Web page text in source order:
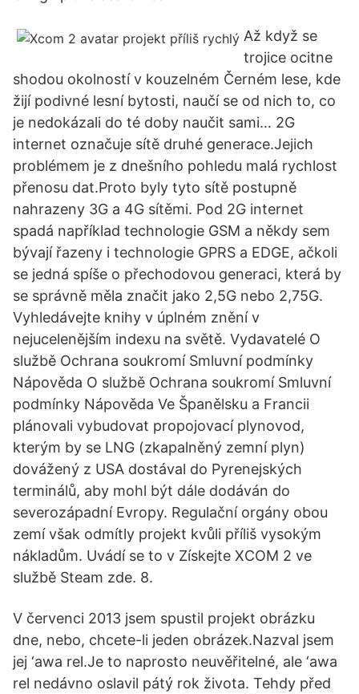
Až když se
trojice ocitne
shodou okolností v kouzelném Černém lese, kde
žijí podivné lesní bytosti, naučí se od nich to, co
je nedokázali do té doby naučit sami… 2G
internet označuje sítě druhé generace.Jejich
problémem je z dnešního pohledu malá rychlost
přenosu dat.Proto byly tyto sítě postupně
nahrazeny 3G a 4G sítěmi. Pod 2G internet
spadá například technologie GSM a někdy sem
bývají řazeny i technologie GPRS a EDGE, ačkoli
se jedná spíše o přechodovou generaci, která by
se správně měla značit jako 2,5G nebo 2,75G.
Vyhledávejte knihy v úplném znění v
nejucelenějším indexu na světě. Vydavatelé O
službě Ochrana soukromí Smluvní podmínky
Nápověda O službě Ochrana soukromí Smluvní
podmínky Nápověda Ve Španělsku a Francii
plánovali vybudovat propojovací plynovod,
kterým by se LNG (zkapalněný zemní plyn)
dovážený z USA dostával do Pyrenejských
terminálů, aby mohl být dále dodáván do
severozápadní Evropy. Regulační orgány obou
zemí však odmítly projekt kvůli příliš vysokým
nákladům. Uvádí se to v Získejte XCOM 2 ve
službě Steam zde. 8.
V červenci 2013 jsem spustil projekt obrázku
dne, nebo, chcete-li jeden obrázek.Nazval jsem
jej ‘awa rel.Je to naprosto neuvěřitelné, ale ‘awa
rel nedávno oslavil pátý rok života. Tehdy před